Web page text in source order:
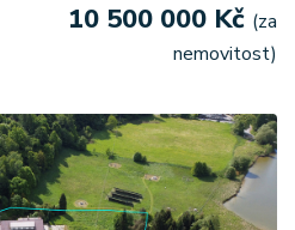
10 500 000 Kč (za
nemovitost)